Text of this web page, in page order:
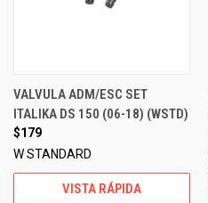
VALVULA ADM/ESC SET
ITALIKA DS 150 (06-18) (WSTD)
$179
W STANDARD
VISTA RÁPIDA